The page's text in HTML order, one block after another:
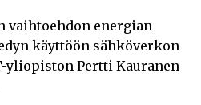
vaihtoehdon energian
käyttöön sähköverkon
yliopiston Pertti Kauranen